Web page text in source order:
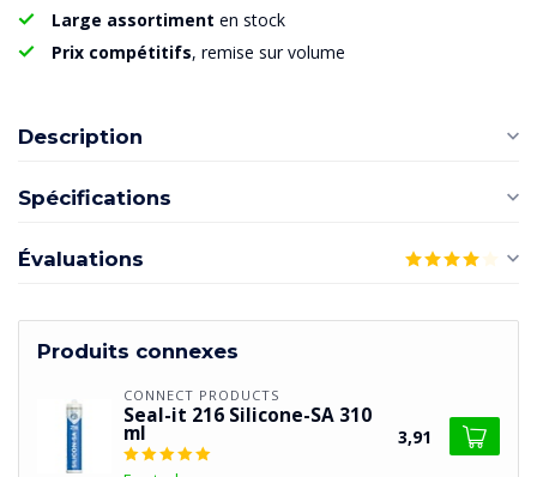
Large assortiment en stock
Prix compétitifs, remise sur volume
Description
Spécifications
Évaluations
Produits connexes
CONNECT PRODUCTS
Seal-it 216 Silicone-SA 310
ml 3,91